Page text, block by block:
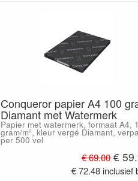
Conqueror papier A4 100
Diamant met Watermerk
Papier met watermerk, formaat A4,
gram/m², kleur vergé Diamant,
per 500 vel
€ 69.00 €
€ 72.48 inclusief